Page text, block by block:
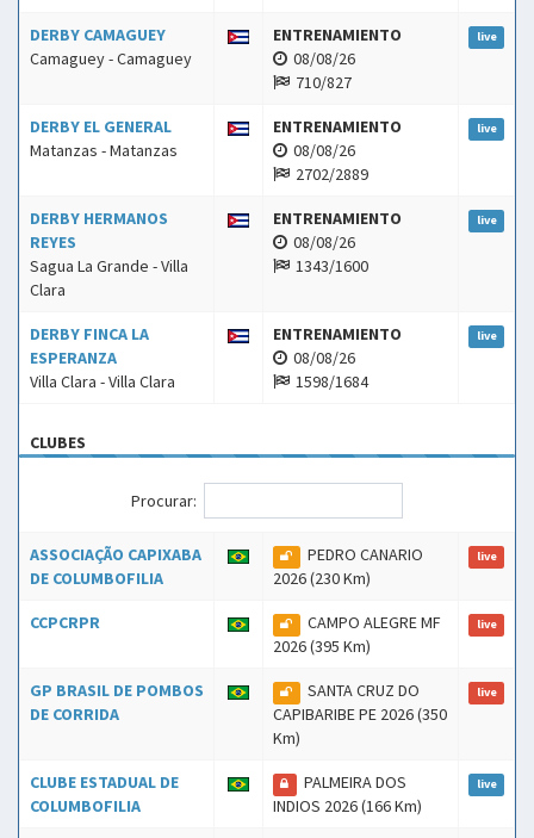
DERBY CAMAGUEY
Camaguey - Camaguey
ENTRENAMIENTO
08/08/26
710/827
live
DERBY EL GENERAL
Matanzas - Matanzas
ENTRENAMIENTO
08/08/26
2702/2889
live
DERBY HERMANOS
REYES
Sagua La Grande - Villa
Clara
ENTRENAMIENTO
08/08/26
1343/1600
live
DERBY FINCA LA
ESPERANZA
Villa Clara - Villa Clara
ENTRENAMIENTO
08/08/26
1598/1684
live
CLUBES
Procurar:
ASSOCIAÇÃO CAPIXABA
DE COLUMBOFILIA
PEDRO CANARIO
2026 (230 Km)
live
CCPCRPR
CAMPO ALEGRE MF
2026 (395 Km)
live
GP BRASIL DE POMBOS
DE CORRIDA
SANTA CRUZ DO
CAPIBARIBE PE 2026 (350
Km)
live
CLUBE ESTADUAL DE
COLUMBOFILIA
PALMEIRA DOS
INDIOS 2026 (166 Km)
live